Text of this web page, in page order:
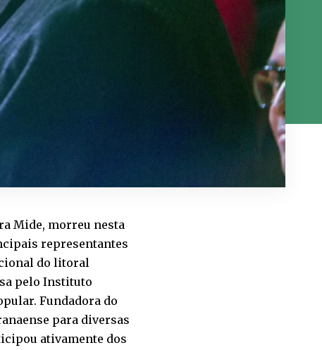
Mide, morreu nesta
representantes
do litoral
pelo Instituto
Fundadora do
para diversas
ativamente dos